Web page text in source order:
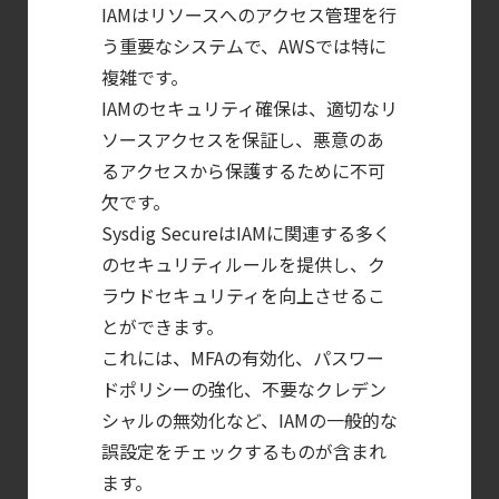
【ブログ】
CNAPP選定ガイド
｜
計画フェーズで失敗しない統合プラットフォ
【お知らせ】
【ブログ】
セキュリティブリーフィング：
2026年6月
【ブログ】
CSPMとは？
クラウド構成ミスを未然に防ぐSecurity
Posture
Managementの全体像
IAMはリソースへのアクセス管理を行
う重要なシステムで、AWSでは特に
複雑です。
IAMのセキュリティ確保は、適切なリ
ソースアクセスを保証し、悪意のあ
るアクセスから保護するために不可
欠です。
Sysdig SecureはIAMに関連する多く
のセキュリティルールを提供し、ク
ラウドセキュリティを向上させるこ
とができます。
これには、MFAの有効化、パスワー
ドポリシーの強化、不要なクレデン
シャルの無効化など、IAMの一般的な
誤設定をチェックするものが含まれ
ます。